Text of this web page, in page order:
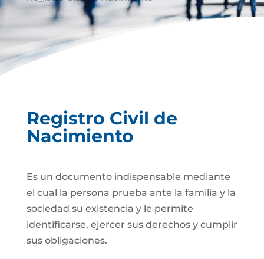
Registro Civil de
Nacimiento
Es un documento indispensable mediante
el cual la persona prueba ante la familia y la
sociedad su existencia y le permite
identificarse, ejercer sus derechos y cumplir
sus obligaciones.